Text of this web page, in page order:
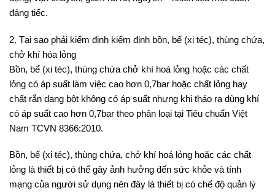
đáng tiếc.
2. Tại sao phải kiểm định kiểm định bồn, bể (xi téc), thùng chứa,
chở khí hóa lỏng
Bồn, bể (xi téc), thùng chứa chở khí hoá lỏng hoặc các chất
lỏng có áp suất làm việc cao hơn 0,7bar hoặc chất lỏng hay
chất rắn dạng bột không có áp suất nhưng khi tháo ra dùng khí
có áp suất cao hơn 0,7bar theo phân loại tại Tiêu chuẩn Việt
Nam TCVN 8366:2010.
Bồn, bể (xi téc), thùng chứa, chở khí hoá lỏng hoặc các chất
lỏng là thiết bị có thể gây ảnh hưởng đến sức khỏe và tính
mạng của người sử dụng nên đây là thiết bị có chế độ quản lý